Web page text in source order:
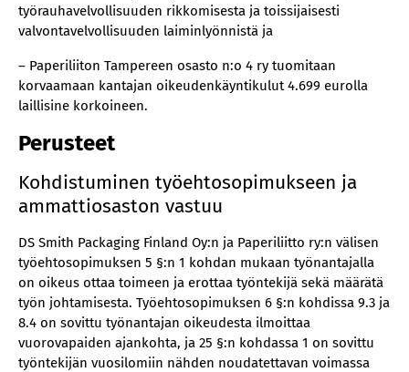
työrauhavelvollisuuden rikkomisesta ja toissijaisesti
valvontavelvollisuuden laiminlyönnistä ja
– Paperiliiton Tampereen osasto n:o 4 ry tuomitaan
korvaamaan kantajan oikeudenkäyntikulut 4.699 eurolla
laillisine korkoineen.
Perusteet
Kohdistuminen työehtosopimukseen ja
ammattiosaston vastuu
DS Smith Packaging Finland Oy:n ja Paperiliitto ry:n välisen
työehtosopimuksen 5 §:n 1 kohdan mukaan työnantajalla
on oikeus ottaa toimeen ja erottaa työntekijä sekä määrätä
työn johtamisesta. Työehtosopimuksen 6 §:n kohdissa 9.3 ja
8.4 on sovittu työnantajan oikeudesta ilmoittaa
vuorovapaiden ajankohta, ja 25 §:n kohdassa 1 on sovittu
työntekijän vuosilomiin nähden noudatettavan voimassa